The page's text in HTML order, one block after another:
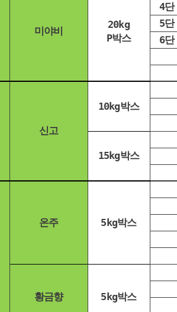
미야비
20kg
P박스
4단
5단
6단
신고
10kg박스
15kg박스
온주 5kg박스
황금향 5kg박스